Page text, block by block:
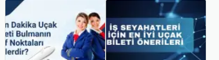
araştırma ile uygun fiyatlı
uçak bileti bulmak
mümkündür.
kapsamlı bir konudur. En
popüler rotalar, çeşitli
faktörlere bağlı olarak
değişebilir; bunlar arasında
ekonomik durumlar, turizm
trendleri ve uluslararası
ilişkiler bulunmaktadır.